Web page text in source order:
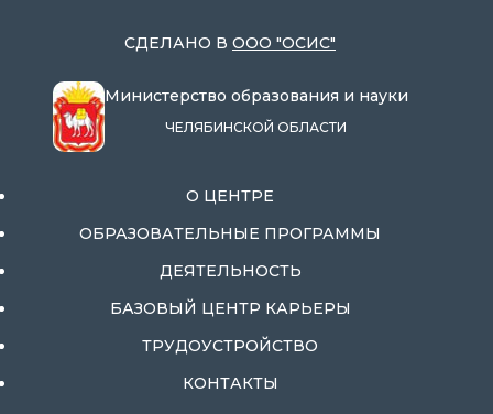
СДЕЛАНО В ООО "ОСИС"
Министерство образования и науки
ЧЕЛЯБИНСКОЙ ОБЛАСТИ
О ЦЕНТРЕ
ОБРАЗОВАТЕЛЬНЫЕ ПРОГРАММЫ
ДЕЯТЕЛЬНОСТЬ
БАЗОВЫЙ ЦЕНТР КАРЬЕРЫ
ТРУДОУСТРОЙСТВО
КОНТАКТЫ